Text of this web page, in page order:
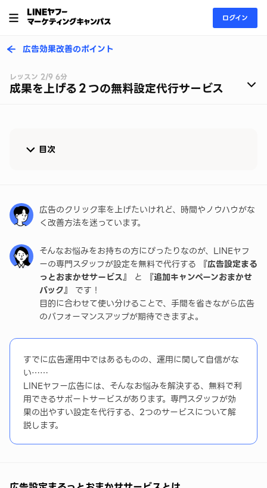
ログイン
広告効果改善のポイント
レッスン 2/9 6分
成果を上げる２つの無料設定代行サービス
目次
追加キャンペーンおまかせパックとは
追加キャンペーンおまかせパックの内容
ご注意事項
まとめ
広告のクリック率を上げたいけれど、時間やノウハウがな
く改善方法を迷っています。
そんなお悩みをお持ちの方にぴったりなのが、LINEヤフ
ーの専門スタッフが設定を無料で代行する
『広告設定まる
っとおまかせサービス』
と
『追加キャンペーンおまかせ
パック』
です！
目的に合わせて使い分けることで、手間を省きながら広告
のパフォーマンスアップが期待できますよ。
すでに広告運用中ではあるものの、運用に関して自信がな
い……
LINEヤフー広告には、そんなお悩みを解決する、無料で利
用できるサポートサービスがあります。専門スタッフが効
果の出やすい設定を代行する、2つのサービスについて解
説します。